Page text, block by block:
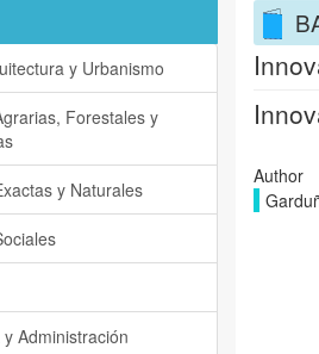
Author
y Urbanismo
Forestales y
y Naturales
Administración